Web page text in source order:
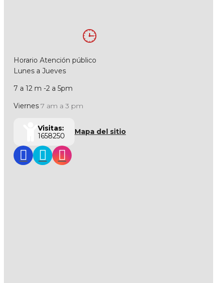
Horario Atención público
Lunes a Jueves
7 a 12 m -2 a 5pm
Viernes 7 am a 3 pm
Visitas:
1658250
Mapa del sitio